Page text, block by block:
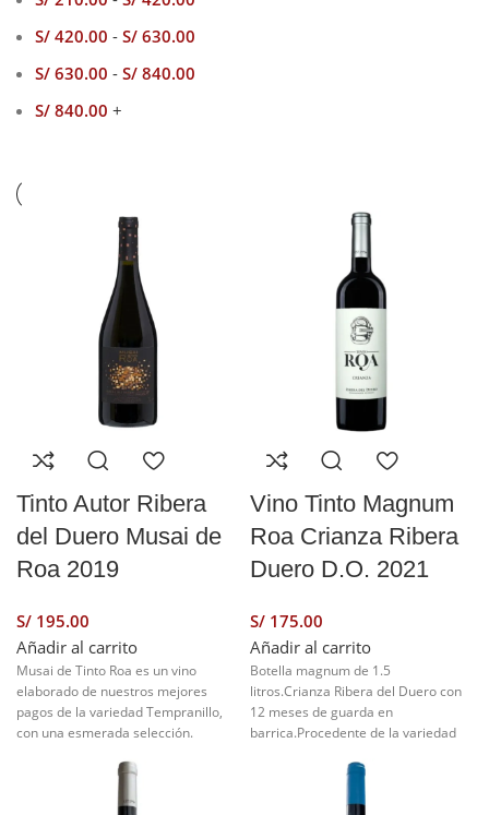
S/ 420.00 - S/ 630.00
S/ 630.00 - S/ 840.00
S/ 840.00 +
Tinto Autor Ribera
del Duero Musai de
Roa 2019
S/
Añadir al carrito
Musai de Tinto Roa es un vino
elaborado de nuestros mejores
pagos de la variedad Tempranillo,
con una esmerada selección.
madurez, despalillado, fermentado
en depósitos de hormigón a
Vino Tinto Magnum
Roa Crianza Ribera
Duero D.O. 2021
S/
Añadir al carrito
Botella magnum de 1.5
litros.Crianza Ribera del Duero con
12 meses de guarda en
barrica.Procedente de la variedad
fermentación durante 8 días y un
total de 25 dí­as de maceración con